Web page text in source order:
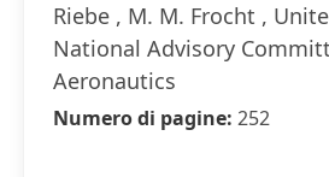
Riebe , M. M. Frocht ,
National Advisory
Aeronautics
Numero di pagine: 252